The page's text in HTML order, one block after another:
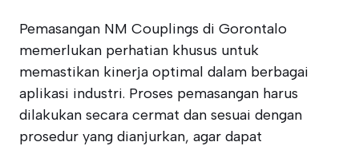
Pemasangan NM Couplings di Gorontalo
memerlukan perhatian khusus untuk
memastikan kinerja optimal dalam berbagai
aplikasi industri. Proses pemasangan harus
dilakukan secara cermat dan sesuai dengan
prosedur yang dianjurkan, agar dapat